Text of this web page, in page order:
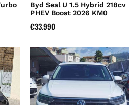
Byd Seal U 1.5 Hybrid 218cv
PHEV Boost 2026 KM0
€33.990